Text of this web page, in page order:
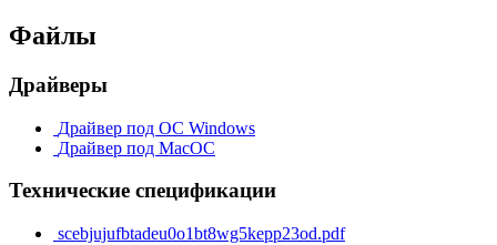
Файлы
Драйверы
Драйвер под ОС Windows
Драйвер под MacОС
Технические спецификации
scebjujufbtadeu0o1bt8wg5kepp23od.pdf